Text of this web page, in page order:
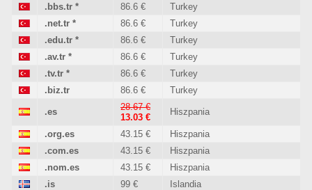
.bbs.tr * 86.6 €
Turkey
.net.tr * 86.6 €
Turkey
.edu.tr * 86.6 €
Turkey
.av.tr * 86.6 €
Turkey
.tv.tr * 86.6 €
Turkey
.biz.tr
86.6 € Turkey
.es
28.67 €
13.03 €
Hiszpania
.org.es 43.15 €
Hiszpania
.com.es
43.15 €
Hiszpania
.nom.es
43.15 €
Hiszpania
.is
99 € Islandia